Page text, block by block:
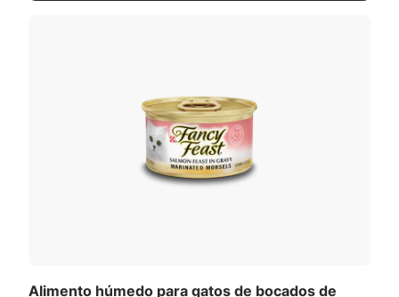
Alimento húmedo para gatos de bocados de